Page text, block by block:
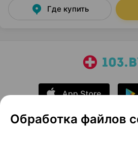
Где купить
Обработка файлов